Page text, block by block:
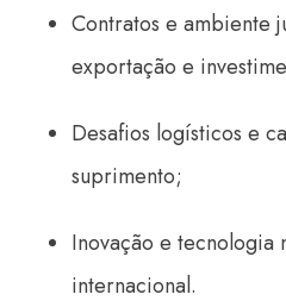
Contratos e ambiente
exportação e
Desafios logísticos e
suprimento;
Inovação e tecnologia
internacional.